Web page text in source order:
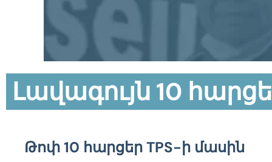
Լավագույն 10
Թոփ 10 հարցեր TPS-ի մասին